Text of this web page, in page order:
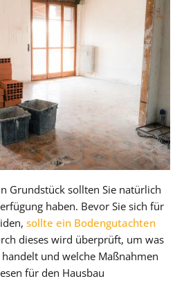
Grundstück sollten Sie natürlich
haben. Bevor Sie sich für
sollte ein Bodengutachten
dieses wird überprüft, um was
und welche Maßnahmen
für den Hausbau